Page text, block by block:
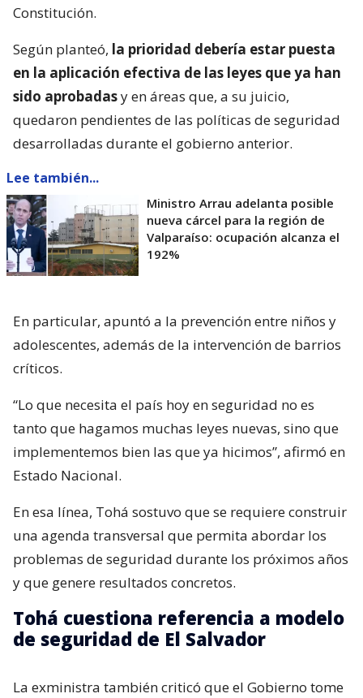
Constitución.
Según planteó, la prioridad debería estar puesta
en la aplicación efectiva de las leyes que ya han
sido aprobadasy en áreas que, a su juicio,
quedaron pendientes de las políticas de seguridad
desarrolladas durante el gobierno anterior.
Lee también...
Ministro Arrau adelanta posible
nueva cárcel para la región de
Valparaíso: ocupación alcanza el
192%
En particular, apuntó a la prevención entre niños y
adolescentes, además de la intervención de barrios
críticos.
“Lo que necesita el país hoy en seguridad no es
tanto que hagamos muchas leyes nuevas, sino que
implementemos bien las que ya hicimos”, afirmó en
Estado Nacional.
En esa línea, Tohá sostuvo que se requiere construir
una agenda transversal que permita abordar los
problemas de seguridad durante los próximos años
y que genere resultados concretos.
Tohá cuestiona referencia a modelo
de seguridad de El Salvador
La exministra también criticó que el Gobierno tome